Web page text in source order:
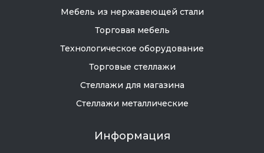
Мебель из нержавеющей стали
Торговая мебель
Технологическое оборудование
Торговые стеллажи
Стеллажи для магазина
Стеллажи металлические
Информация